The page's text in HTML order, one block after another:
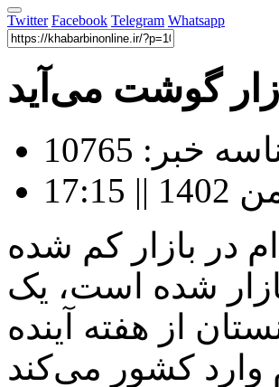
Twitter Facebook Telegram Whatsapp
گوشت می‌آید
خبر: 10765
در بازار کم شده
شده است، یک
از هفته آینده